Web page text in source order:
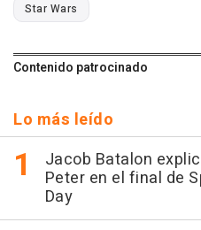
Star Wars
Contenido patrocinado
Lo más leído
Jacob Batalon
Peter en el final de
Day